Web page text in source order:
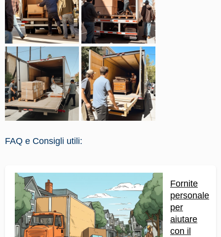
FAQ e Consigli utili:
Fornite
personale
per
aiutare
con il